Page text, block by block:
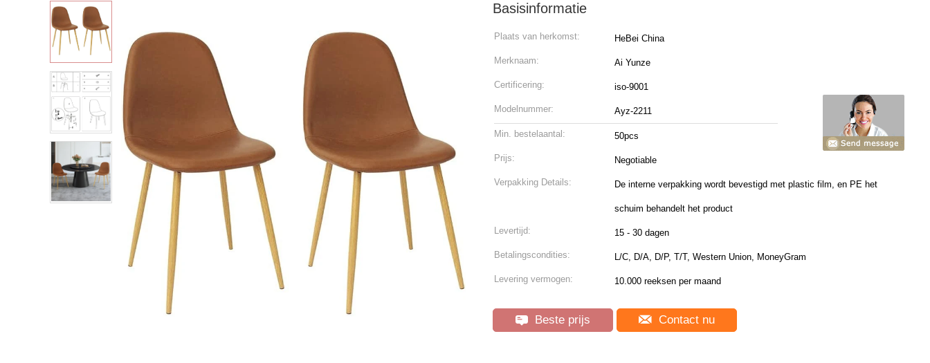
Basisinformatie
Plaats van herkomst: HeBei China
Merknaam: Ai Yunze
Certificering: iso-9001
Modelnummer: Ayz-2211
Min. bestelaantal: 50pcs
Prijs: Negotiable
Verpakking Details: De interne verpakking wordt bevestigd met plastic film, en PE het
schuim behandelt het product
Levertijd: 15 - 30 dagen
Betalingscondities: L/C, D/A, D/P, T/T, Western Union, MoneyGram
Levering vermogen: 10.000 reeksen per maand
Beste prijs Contact nu